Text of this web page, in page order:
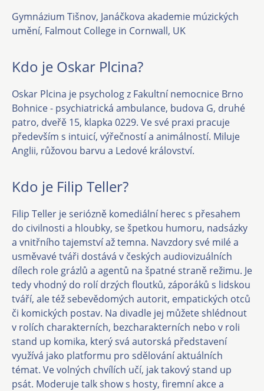
Gymnázium Tišnov, Janáčkova akademie múzických
umění, Falmout College in Cornwall, UK
Kdo je Oskar Plcina?
Oskar Plcina je psycholog z Fakultní nemocnice Brno
Bohnice - psychiatrická ambulance, budova G, druhé
patro, dveřě 15, klapka 0229. Ve své praxi pracuje
především s intuicí, výřečností a animálností. Miluje
Anglii, růžovou barvu a Ledové království.
Kdo je Filip Teller?
Filip Teller je seriózně komediální herec s přesahem
do civilnosti a hloubky, se špetkou humoru, nadsázky
a vnitřního tajemství až temna. Navzdory své milé a
usměvavé tváři dostává v českých audiovizuálních
dílech role grázlů a agentů na špatné straně režimu. Je
tedy vhodný do rolí drzých floutků, záporáků s lidskou
tváří, ale též sebevědomých autorit, empatických otců
či komických postav. Na divadle jej můžete shlédnout
v rolích charakterních, bezcharakterních nebo v roli
stand up komika, který svá autorská představení
využívá jako platformu pro sdělování aktuálních
témat. Ve volných chvílích učí, jak takový stand up
psát. Moderuje talk show s hosty, firemní akce a